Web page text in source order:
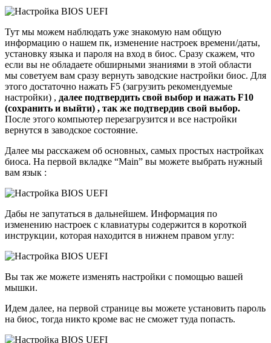
Тут мы можем наблюдать уже знакомую нам общую
информацию о нашем пк, изменение настроек времени/даты,
установку языка и пароля на вход в биос. Сразу скажем, что
если вы не обладаете обширными знаниями в этой области
мы советуем вам сразу вернуть заводские настройки биос. Для
этого достаточно нажать F5 (загрузить рекомендуемые
настройки) , далее подтвердить свой выбор и нажать F10
(сохранить и выйти) , так же подтвердив свой выбор.
После этого компьютер перезагрузится и все настройки
вернутся в заводское состояние.
Далее мы расскажем об основных, самых простых настройках
биоса. На первой вкладке “Main” вы можете выбрать нужный
вам язык :
Дабы не запутаться в дальнейшем. Информация по
изменению настроек с клавиатуры содержится в короткой
инструкции, которая находится в нижнем правом углу:
Вы так же можете изменять настройки с помощью вашей
мышки.
Идем далее, на первой странице вы можете установить пароль
на биос, тогда никто кроме вас не сможет туда попасть.